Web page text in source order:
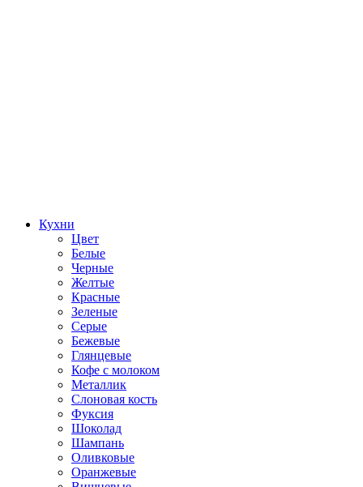
Кухни
Цвет
Белые
Черные
Желтые
Красные
Зеленые
Серые
Бежевые
Глянцевые
Кофе с молоком
Металлик
Слоновая кость
Фуксия
Шоколад
Шампань
Оливковые
Оранжевые